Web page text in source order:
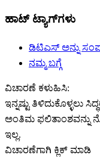
ಹಾಟ್ ಟ್ಯಾಗ್‌ಗಳು
ಡಿಟಿಎಸ್ ಅನ್ನು
ನಮ್ಮ ಬಗ್ಗೆ
ವಿಚಾರಣೆ ಕಳುಹಿಸಿ:
ಇನ್ನಷ್ಟು ತಿಳಿದುಕೊಳ್ಳಲು
ಅಂತಿಮ ಫಲಿತಾಂಶವನ್ನು
ಇಲ್ಲ.
ವಿಚಾರಣೆಗಾಗಿ ಕ್ಲಿಕ್ ಮಾಡಿ